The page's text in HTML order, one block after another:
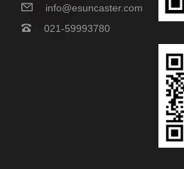
info@esuncaster.com
021-59993780